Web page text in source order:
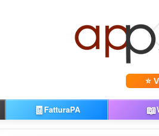
⭐
🧾FatturaPA 📖